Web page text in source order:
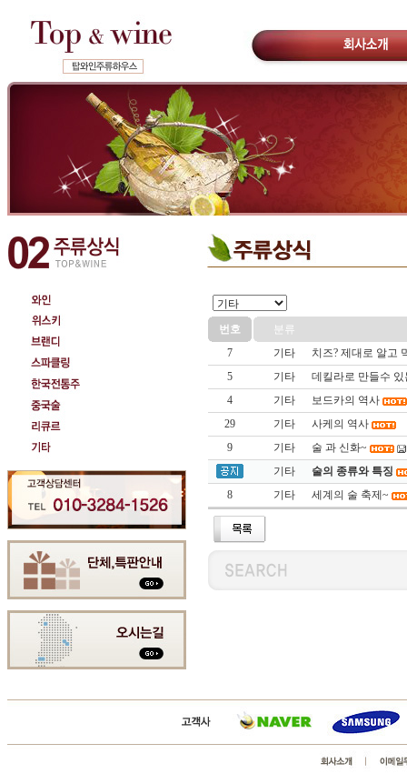
번호
분류
7
기타
치즈? 제대로 알고
5
기타
데킬라로 만들수
4
기타
보드카의 역사
29
기타
사케의 역사
9
기타
술 과 신화~
기타
술의 종류와 특징
8
기타 세계의 술 축제~